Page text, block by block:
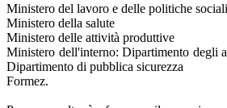
Ministero del lavoro e delle politiche sociali
Ministero della salute
Ministero delle attività produttive
Ministero dell'interno: Dipartimento degli
Dipartimento di pubblica sicurezza
Formez.